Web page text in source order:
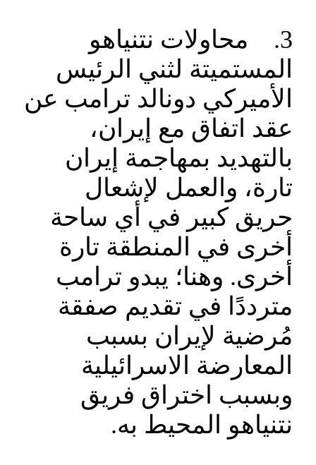
3. محاولات نتنياهو
المستميتة لثني الرئيس
الأميركي دونالد ترامب عن
عقد اتفاق مع إيران،
بالتهديد بمهاجمة إيران
تارة، والعمل لإشعال
حريق كبير في أي ساحة
أخرى في المنطقة تارة
أخرى. وهنا؛ يبدو ترامب
مترددًا في تقديم صفقة
مُرضية لإيران بسبب
المعارضة الاسرائيلية
وبسبب اختراق فريق
نتنياهو المحيط به.